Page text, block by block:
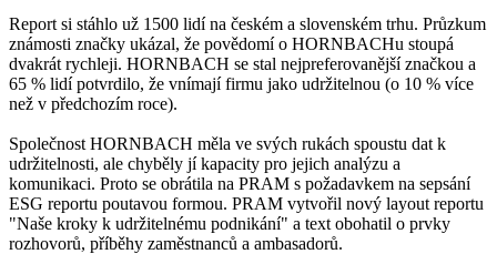
Report si stáhlo už 1500 lidí na českém a slovenském trhu. Průzkum
známosti značky ukázal, že povědomí o HORNBACHu stoupá
dvakrát rychleji. HORNBACH se stal nejpreferovanější značkou a
65 % lidí potvrdilo, že vnímají firmu jako udržitelnou (o 10 % více
než v předchozím roce).
Společnost HORNBACH měla ve svých rukách spoustu dat k
udržitelnosti, ale chyběly jí kapacity pro jejich analýzu a
komunikaci. Proto se obrátila na PRAM s požadavkem na sepsání
ESG reportu poutavou formou. PRAM vytvořil nový layout reportu
"Naše kroky k udržitelnému podnikání" a text obohatil o prvky
rozhovorů, příběhy zaměstnanců a ambasadorů.